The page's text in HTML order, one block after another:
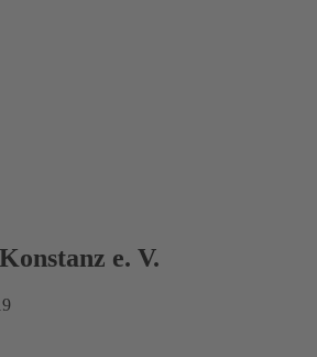
e. V.